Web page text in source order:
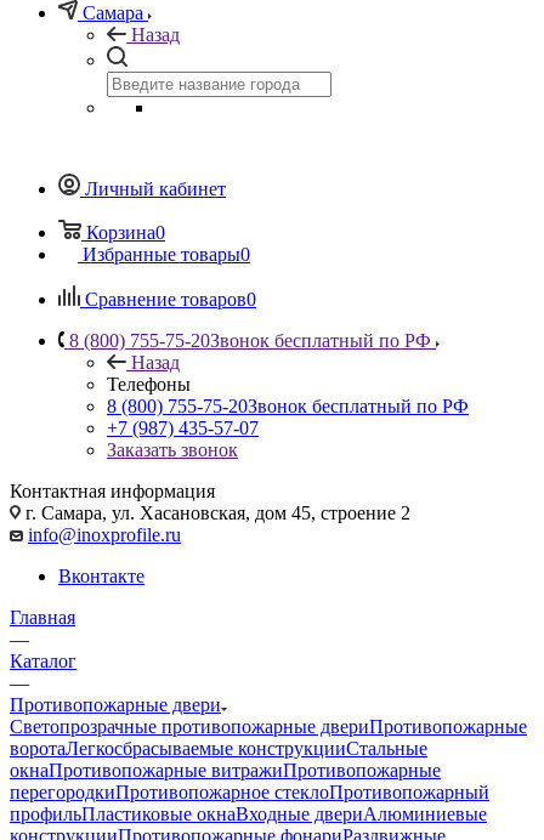
Самара
Назад
Личный кабинет
Корзина0
Избранные товары0
Сравнение товаров0
8 (800) 755-75-20Звонок бесплатный по РФ
Назад
Телефоны
8 (800) 755-75-20Звонок бесплатный по РФ
+7 (987) 435-57-07
Заказать звонок
Контактная информация
г. Самара, ул. Хасановская, дом 45, строение 2
info@inoxprofile.ru
Вконтакте
Главная
—
Каталог
—
Противопожарные двери
Светопрозрачные противопожарные двериПротивопожарные
воротаЛегкосбрасываемые конструкцииСтальные
окнаПротивопожарные витражиПротивопожарные
перегородкиПротивопожарное стеклоПротивопожарный
профильПластиковые окнаВходные двериАлюминиевые
конструкцииПротивопожарные фонариРаздвижные